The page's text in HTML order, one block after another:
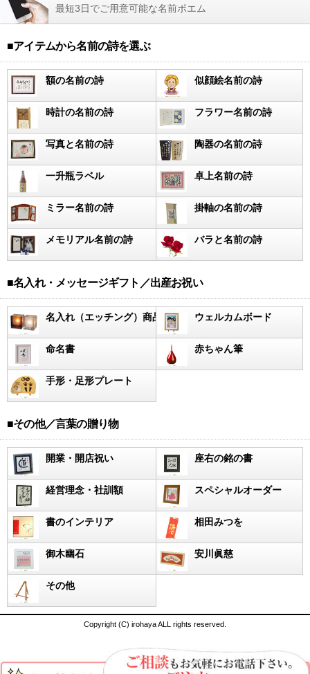
最短3日でご用意可能な名前ポエム
■アイテムから名前の詩を選ぶ
額の名前の詩 似顔絵名前の詩
時計の名前の詩 フラワー名前の詩
写真と名前の詩 陶器の名前の詩
一升瓶ラベル 卓上名前の詩
ミラー名前の詩 掛軸の名前の詩
メモリアル名前の詩 バラと名前の詩
■名入れ・メッセージギフト／出産お祝い
名入れ（エッチング）商品 ウェルカムボード
命名書 赤ちゃん筆
手形・足形プレート
■その他／言葉の贈り物
開業・開店祝い 座右の銘の書
経営理念・社訓額 スペシャルオーダー
書のインテリア 相田みつを
御木幽石 安川眞慈
その他
Copyright (C) irohaya ALL rights reserved.